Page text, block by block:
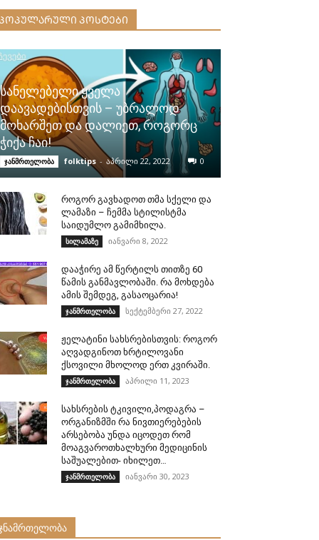
ᲞᲝᲡᲢᲔᲑᲘ
სანელებელი ყველა
დაავადებისთვის – უბრალოდ
მოხარშეთ და დალიეთ, როგორც
ჭიქა ჩაი!
ჯანმრთელობა folktips - აპრილი 22, 2022 0
როგორ გავხადოთ თმა სქელი და
ლამაზი – ჩემმა სტილისტმა
საიდუმლო გამიმხილა.
სილამაზე იანვარი 8, 2022
დააჭირე ამ წერტილს თითზე 60
წამის განმავლობაში. რა მოხდება
ამის შემდეგ, გასაოცარია!
ჯანმრთელობა სექტემბერი 27, 2022
ჟელატინი სახსრებისთვის: როგორ
აღვადგინოთ ხრტილოვანი
ქსოვილი მხოლოდ ერთ კვირაში.
ჯანმრთელობა აპრილი 11, 2023
სახსრების ტკივილი,პოდაგრა –
ორგანიზმში რა ნივთიერებების
არსებობა უნდა იცოდეთ რომ
მოაგვაროთხალხური მედიცინის
საშუალებით- იხილეთ…
ჯანმრთელობა იანვარი 30, 2023